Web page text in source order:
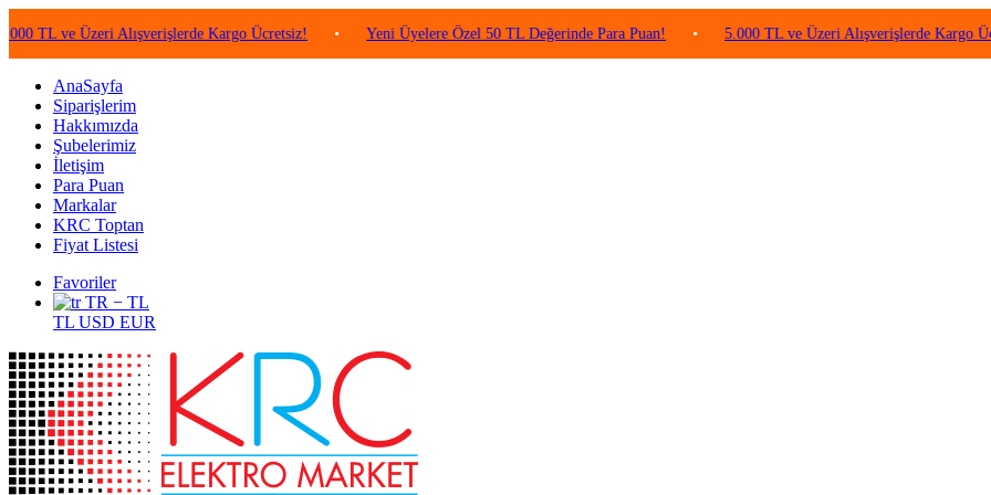
Üzeri Alışverişlerde Kargo Ücretsiz! • Yeni Üyelere Özel 50 TL Değerinde Para Puan! • 5.000 TL ve Üzeri Alışverişlerde Kargo Ücretsiz!
AnaSayfa
Siparişlerim
Hakkımızda
Şubelerimiz
İletişim
Para Puan
Markalar
KRC Toptan
Fiyat Listesi
Favoriler
TR − TL
TL USD EUR